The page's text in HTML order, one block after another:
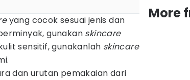
yang cocok sesuai jenis dan
gunakan skincare
sensitif, gunakanlah skincare
dan urutan pemakaian dari
More